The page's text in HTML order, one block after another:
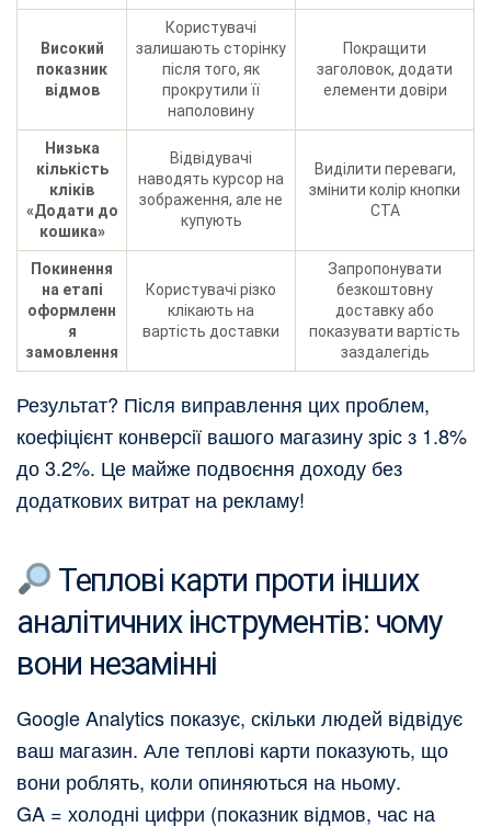
Високий
показник
відмов
Користувачі
залишають сторінку
після того, як
прокрутили її
наполовину
Покращити
заголовок, додати
елементи довіри
Низька
кількість
кліків
«Додати до
кошика»
Відвідувачі
наводять курсор на
зображення, але не
купують
Виділити переваги,
змінити колір кнопки
CTA
Покинення
на етапі
оформленн
я
замовлення
Користувачі різко
клікають на
вартість доставки
Запропонувати
безкоштовну
доставку або
показувати вартість
заздалегідь
Результат? Після виправлення цих проблем,
коефіцієнт конверсії вашого магазину зріс з 1.8%
до 3.2%. Це майже подвоєння доходу без
додаткових витрат на рекламу!
Теплові карти проти інших
аналітичних інструментів: чому
вони незамінні
Google Analytics показує, скільки людей відвідує
ваш магазин. Але теплові карти показують, що
вони роблять, коли опиняються на ньому.
GA = холодні цифри (показник відмов, час на